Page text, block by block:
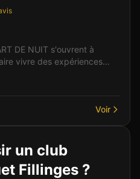
DE NUIT s'ouvrent à
vivre des expériences
Voir
un club
Fillinges ?